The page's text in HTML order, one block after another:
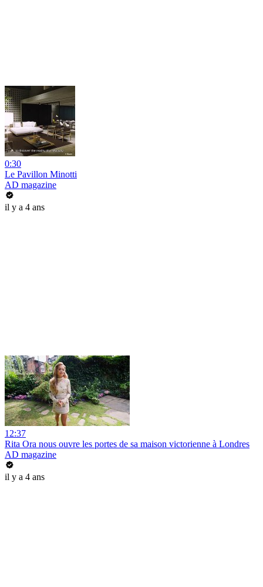
0:30
Le Pavillon Minotti
AD magazine
il y a 4 ans
12:37
Rita Ora nous ouvre les portes de sa maison victorienne à Londres
AD magazine
il y a 4 ans